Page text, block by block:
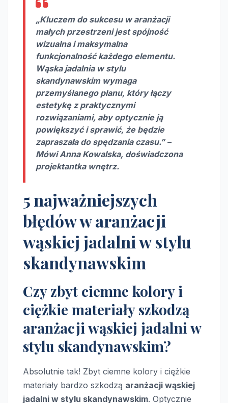
„Kluczem do sukcesu waranżacji
małych przestrzenijest spójność
wizualna i maksymalna
funkcjonalność każdego elementu.
Wąska jadalnia w stylu
skandynawskim wymaga
przemyślanego planu, który łączy
estetykę z praktycznymi
rozwiązaniami, aby optycznie ją
powiększyć i sprawić, że będzie
zapraszała do spędzania czasu.” –
Mówi Anna Kowalska, doświadczona
projektantka wnętrz.
5 najważniejszych
błędów w aranżacji
wąskiej jadalni w stylu
skandynawskim
Czy zbyt ciemne kolory i
ciężkie materiały szkodzą
aranżacji wąskiej jadalni w
stylu skandynawskim?
Absolutnie tak! Zbyt ciemne kolory i ciężkie
materiały bardzo szkodzą aranżacji wąskiej
jadalni w stylu skandynawskim. Optycznie